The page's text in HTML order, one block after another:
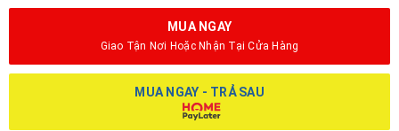
MUA NGAY
Giao Tận Nơi Hoặc Nhận Tại Cửa Hàng
MUA NGAY - TRẢ SAU